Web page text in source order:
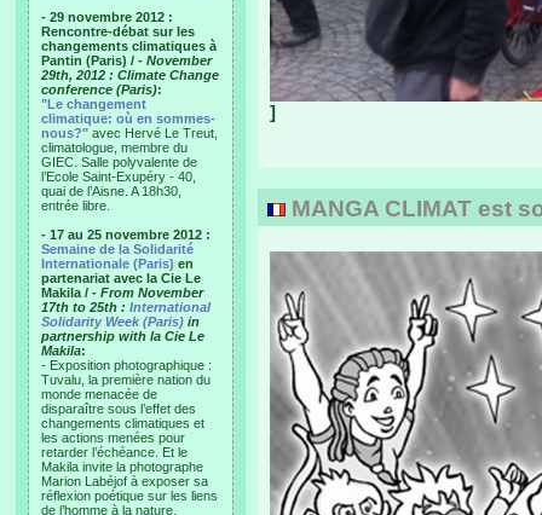
- 29 novembre 2012 :
Rencontre-débat sur les
changements climatiques à
Pantin (Paris) / - November
29th, 2012 : Climate Change
conference (Paris):
"Le changement
climatique: où en sommes-
nous?" avec Hervé Le Treut,
climatologue, membre du
GIEC. Salle polyvalente de
l’Ecole Saint-Exupéry - 40,
quai de l’Aisne. A 18h30,
entrée libre.
- 17 au 25 novembre 2012 :
Semaine de la Solidarité
Internationale (Paris) en
partenariat avec la Cie Le
Makila / - From November
17th to 25th : International
Solidarity Week (Paris) in
partnership with la Cie Le
Makila:
- Exposition photographique :
Tuvalu, la première nation du
monde menacée de
disparaître sous l’effet des
changements climatiques et
les actions menées pour
retarder l’échéance. Et le
Makila invite la photographe
Marion Labéjof à exposer sa
réflexion poétique sur les liens
de l’homme à la nature.
]
MANGA CLIMAT est